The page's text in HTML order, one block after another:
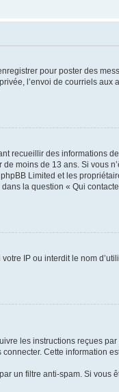
pour poster des
l’envoi de courriels aux
recueillir des informations
moins de 13 ans. Si vous
Limited et les
la question « Qui
IP ou interdit le nom
les instructions reçues
Cette information
un filtre anti-spam. Si vous